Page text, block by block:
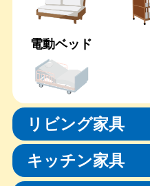
電動ベッド
リビング家具
キッチン家具